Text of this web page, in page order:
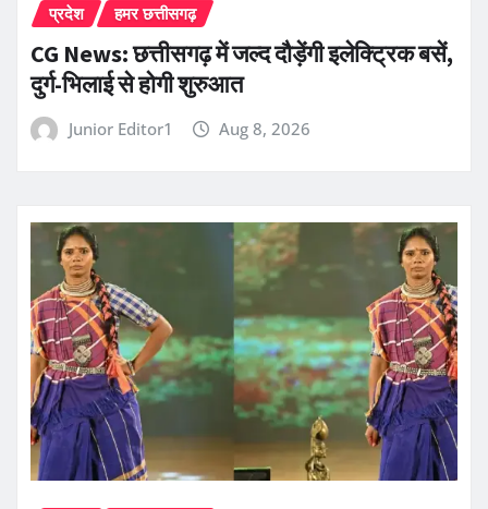
प्रदेश हमर छत्तीसगढ़
CG News: छत्तीसगढ़ में जल्द दौड़ेंगी इलेक्ट्रिक बसें,
दुर्ग-भिलाई से होगी शुरुआत
Junior Editor1 Aug 8, 2026